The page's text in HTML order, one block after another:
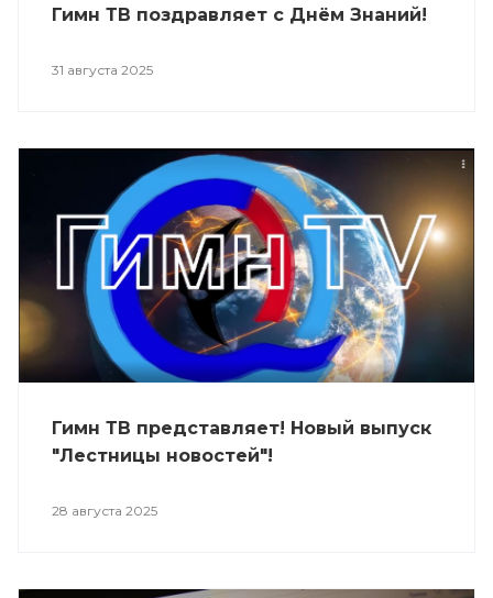
Гимн ТВ поздравляет с Днём Знаний!
31 августа 2025
Гимн ТВ представляет! Новый выпуск
"Лестницы новостей"!
28 августа 2025